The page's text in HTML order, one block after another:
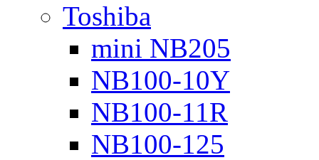
Toshiba
mini NB205
NB100-10Y
NB100-11R
NB100-125